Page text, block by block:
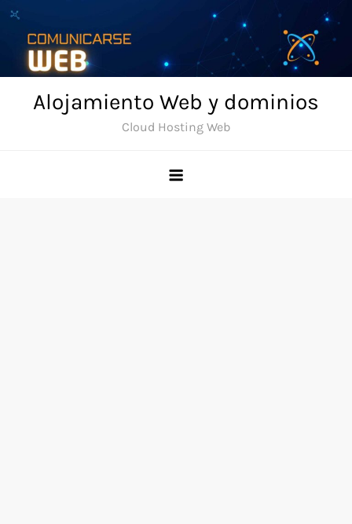
Skip
content
Alojamiento Web y dominios
Cloud Hosting Web